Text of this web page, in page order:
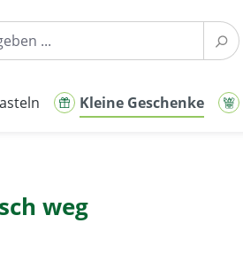
Kleine Geschenke
weg